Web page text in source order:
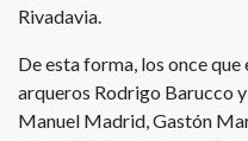
Rivadavia.
De esta forma, los once
arqueros Rodrigo Barucco
Manuel Madrid, Gastón